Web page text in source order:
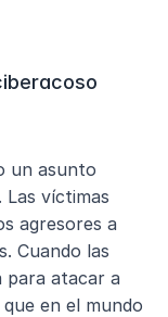
un asunto
Las víctimas
agresores a
Cuando las
para atacar a
en el mundo